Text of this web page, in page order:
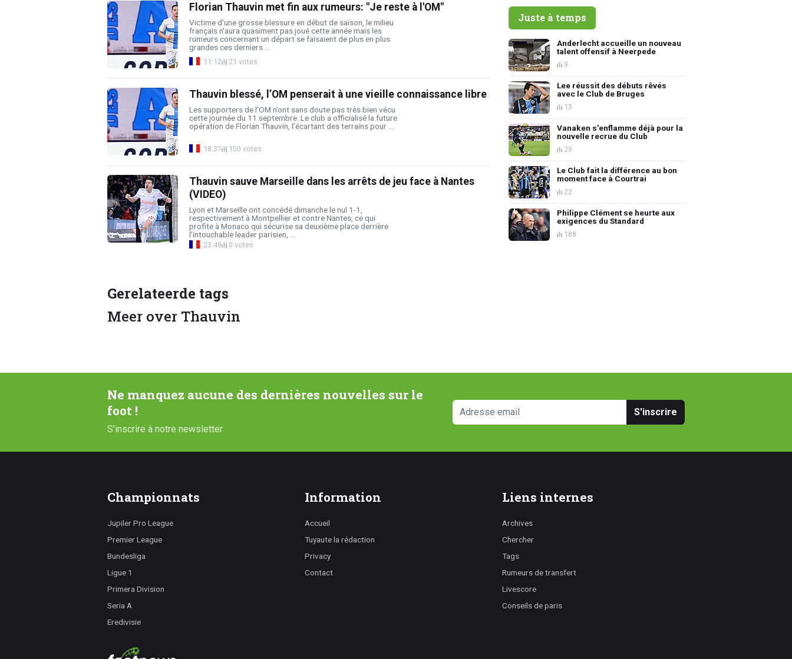
Florian Thauvin met fin aux rumeurs: "Je reste à l'OM"
Victime d'une grosse blessure en début de saison, le milieu
français n'aura quasiment pas joué cette année mais les
rumeurs concernant un départ se faisaient de plus en plus
grandes ces derniers ...
11:12 21 votes
Thauvin blessé, l’OM penserait à une vieille connaissance libre
Les supporters de l’OM n’ont sans doute pas très bien vécu
cette journée du 11 septembre. Le club a officialisé la future
opération de Florian Thauvin, l’écartant des terrains pour ...
18:37 150 votes
Thauvin sauve Marseille dans les arrêts de jeu face à Nantes
(VIDEO)
Lyon et Marseille ont concédé dimanche le nul 1-1,
respectivement à Montpellier et contre Nantes, ce qui
profite à Monaco qui sécurise sa deuxième place derrière
l'intouchable leader parisien, ...
23:49 0 votes
Gerelateerde tags
Meer over Thauvin
Juste à temps
Anderlecht accueille un nouveau
talent offensif à Neerpede
9
Lee réussit des débuts rêvés
avec le Club de Bruges
13
Vanaken s'enflamme déjà pour la
nouvelle recrue du Club
29
Le Club fait la différence au bon
moment face à Courtrai
22
Philippe Clément se heurte aux
exigences du Standard
188
Ne manquez aucune des dernières nouvelles sur le
foot !
S'inscrire à notre newsletter
S'inscrire
Championnats
Jupiler Pro League
Premier League
Bundesliga
Ligue 1
Primera Division
Seria A
Eredivisie
Information
Accueil
Tuyaute la rédaction
Privacy
Contact
Liens internes
Archives
Chercher
Tags
Rumeurs de transfert
Livescore
Conseils de paris